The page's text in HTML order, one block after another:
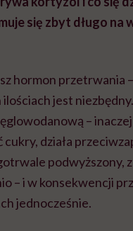
się zbyt długo na
hormon przetrwania
jest
–
cukry, działa
podwyższony,
– i w konsekwencji
jednocześnie.